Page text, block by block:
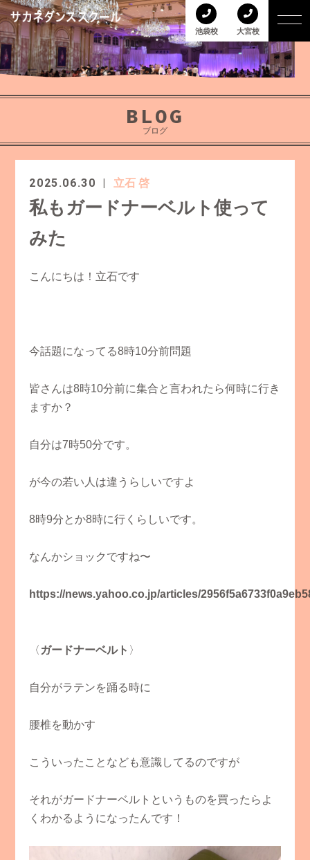
池袋校 大宮校
BLOG
ブログ
2025.06.30 立石 啓
私もガードナーベルト使って
みた
こんにちは！立石です
今話題になってる8時10分前問題
皆さんは8時10分前に集合と言われたら何時に行き
ますか？
自分は7時50分です。
が今の若い人は違うらしいですよ
8時9分とか8時に行くらしいです。
なんかショックですね〜
https://news.yahoo.co.jp/articles/
〈 ガードナーベルト 〉
自分がラテンを踊る時に
腰椎を動かす
こういったことなども意識してるのですが
それがガードナーベルトというものを買ったらよ
くわかるようになったんです！